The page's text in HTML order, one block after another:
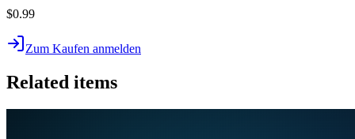
$0.99
Zum Kaufen anmelden
Related items